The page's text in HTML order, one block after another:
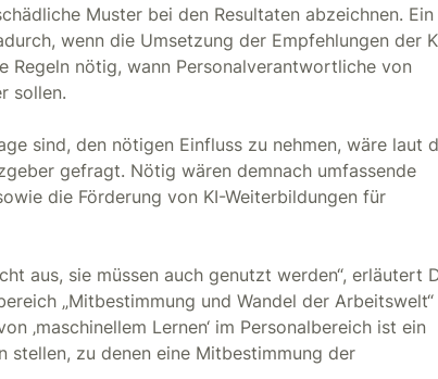
Muster bei den Resultaten abzeichnen. Ein
wenn die Umsetzung der Empfehlungen der
Regeln nötig, wann Personalverantwortliche von
sollen.
sind, den nötigen Einfluss zu nehmen, wäre laut
gefragt. Nötig wären demnach umfassende
die Förderung von KI-Weiterbildungen für
aus, sie müssen auch genutzt werden“, erläutert
„Mitbestimmung und Wandel der Arbeitswelt“
‚maschinellem Lernen‘ im Personalbereich ist ein
stellen, zu denen eine Mitbestimmung der